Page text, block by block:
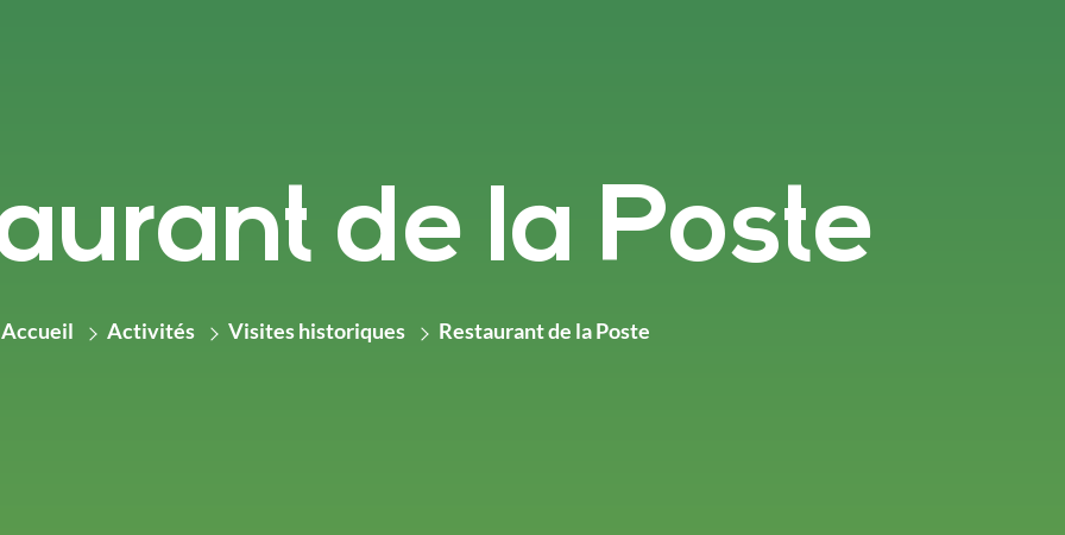
de la Poste
Accueil Activités Visites historiques Restaurant de la Poste